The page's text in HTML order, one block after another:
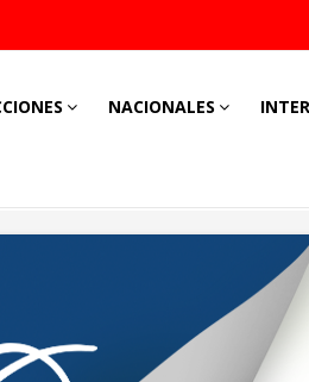
NACIONALES